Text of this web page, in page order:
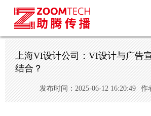
上海VI设计公司：VI设计与广告
结合？
发布时间：2025-06-12 16:20:49 作